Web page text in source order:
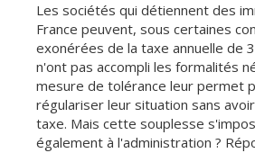
Les sociétés qui détiennent des
France peuvent, sous certaines
exonérées de la taxe annuelle de
n'ont pas accompli les formalités
mesure de tolérance leur permet
régulariser leur situation sans
taxe. Mais cette souplesse
également à l'administration ?